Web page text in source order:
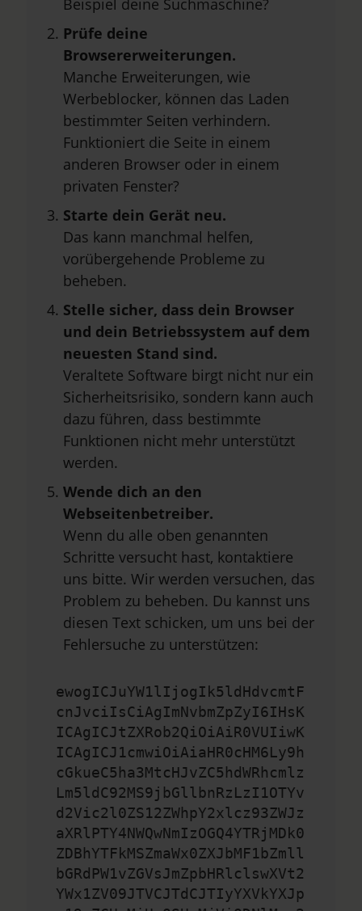
Beispiel deine Suchmaschine?
Prüfe deine
Browsererweiterungen.
Manche Erweiterungen, wie
Werbeblocker, können das Laden
bestimmter Seiten verhindern.
Funktioniert die Seite in einem
anderen Browser oder in einem
privaten Fenster?
Starte dein Gerät neu.
Das kann manchmal helfen,
vorübergehende Probleme zu
beheben.
Stelle sicher, dass dein Browser
und dein Betriebssystem auf dem
neuesten Stand sind.
Veraltete Software birgt nicht nur ein
Sicherheitsrisiko, sondern kann auch
dazu führen, dass bestimmte
Funktionen nicht mehr unterstützt
werden.
Wende dich an den
Webseitenbetreiber.
Wenn du alle oben genannten
Schritte versucht hast, kontaktiere
uns bitte. Wir werden versuchen, das
Problem zu beheben. Du kannst uns
diesen Text schicken, um uns bei der
Fehlersuche zu unterstützen:
ewogICJuYW1lIjogIk5ldHdvcmtF
cnJvciIsCiAgImNvbmZpZyI6IHsK
ICAgICJtZXRob2QiOiAiR0VUIiwK
ICAgICJ1cmwiOiAiaHR0cHM6Ly9h
cGkueC5ha3MtcHJvZC5hdWRhcmlz
Lm5ldC92MS9jbGllbnRzLzI1OTYv
d2Vic2l0ZS12ZWhpY2xlcz93ZWJz
aXRlPTY4NWQwNmIzOGQ4YTRjMDk0
ZDBhYTFkMSZmaWx0ZXJbMF1bZmll
bGRdPW1vZGVsJmZpbHRlclswXVt2
YWx1ZV09JTVCJTdCJTIyYXVkYXJp